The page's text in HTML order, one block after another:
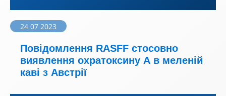
24 07 2023
Повідомлення RASFF стосовно
виявлення охратоксину А в меленій
каві з Австрії